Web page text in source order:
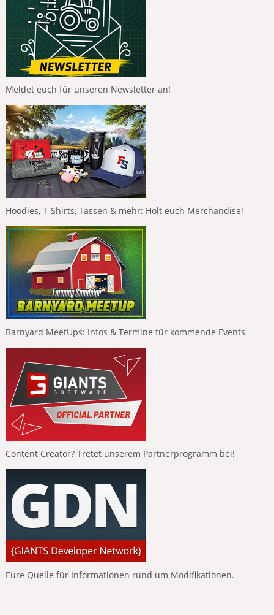
Meldet euch für unseren Newsletter an!
Hoodies, T-Shirts, Tassen & mehr: Holt euch Merchandise!
Barnyard MeetUps: Infos & Termine für kommende Events
Content Creator? Tretet unserem Partnerprogramm bei!
Eure Quelle für Informationen rund um Modifikationen.